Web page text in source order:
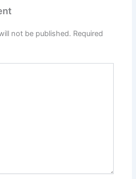
not be published. Required